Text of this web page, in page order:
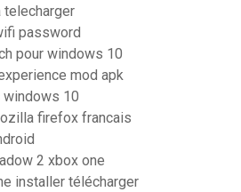
telecharger
password
pour windows 10
mod apk
windows 10
firefox francais
2 xbox one
installer télécharger